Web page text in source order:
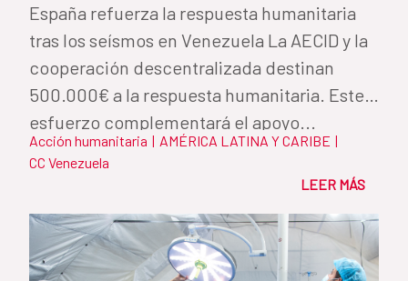
España refuerza la respuesta humanitaria
tras los seísmos en Venezuela La AECID y la
cooperación descentralizada destinan
500.000€ a la respuesta humanitaria. Este
esfuerzo complementará el apoyo...
Acción humanitaria | AMÉRICA LATINA Y CARIBE |
CC Venezuela
LEER MÁS